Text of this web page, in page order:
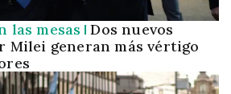
las mesas Dos nuevos
Milei generan más vértigo